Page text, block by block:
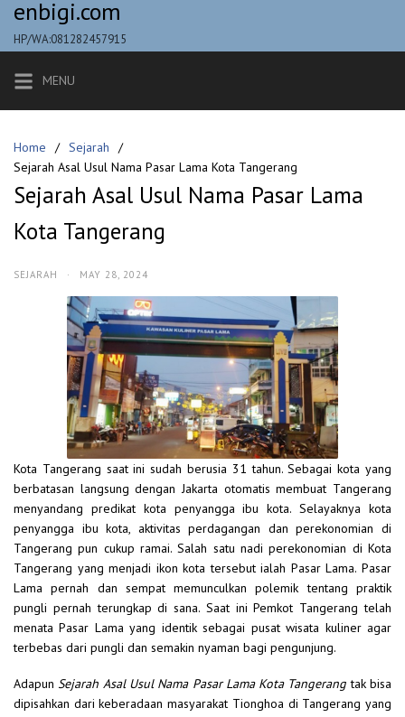
Skip
content
enbigi.com
HP/WA:081282457915
MENU
Home
Sejarah
Sejarah Asal Usul Nama Pasar Lama Kota Tangerang
Sejarah Asal Usul Nama Pasar Lama
Kota Tangerang
SEJARAH · MAY 28, 2024
Kota Tangerang saat ini sudah berusia 31 tahun. Sebagai kota yang
berbatasan langsung dengan Jakarta otomatis membuat Tangerang
menyandang predikat kota penyangga ibu kota. Selayaknya kota
penyangga ibu kota, aktivitas perdagangan dan perekonomian di
Tangerang pun cukup ramai. Salah satu nadi perekonomian di Kota
Tangerang yang menjadi ikon kota tersebut ialah Pasar Lama. Pasar
Lama pernah dan sempat memunculkan polemik tentang praktik
pungli pernah terungkap di sana. Saat ini Pemkot Tangerang telah
menata Pasar Lama yang identik sebagai pusat wisata kuliner agar
terbebas dari pungli dan semakin nyaman bagi pengunjung.
Adapun Sejarah Asal Usul Nama Pasar Lama Kota Tangerang tak bisa
dipisahkan dari keberadaan masyarakat Tionghoa di Tangerang yang